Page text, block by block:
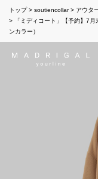
トップ soutiencollar
アウタ
「ミディコート」【予約】7
ンカラー）